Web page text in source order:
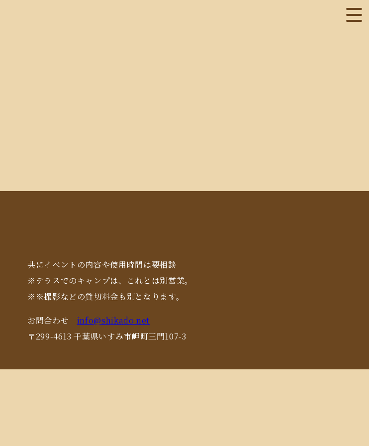
共にイベントの内容や使用時間は要相談
※テラスでのキャンプは、これとは別営業。
※※撮影などの貸切料金も別となります。
お問合わせ info@shikado.net
〒299-4613 千葉県いすみ市岬町三門107-3